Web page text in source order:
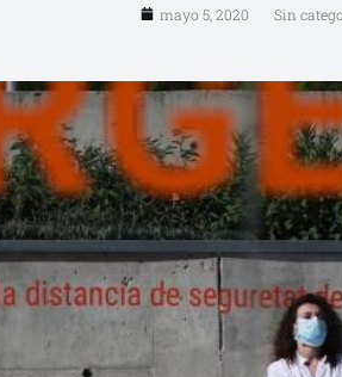
mayo 5, 2020 Sin